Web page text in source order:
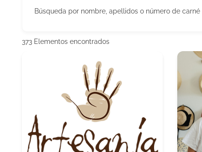
Búsqueda por nombre, apellidos o número de carné
373 Elementos encontrados